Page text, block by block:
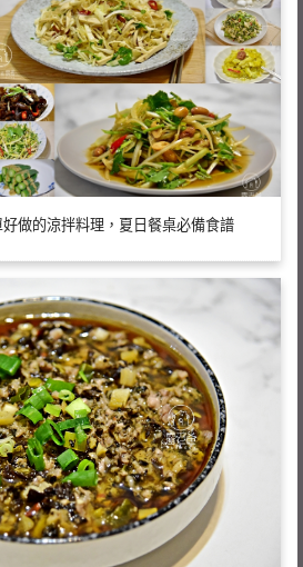
做的涼拌料理，夏日餐桌必備食譜